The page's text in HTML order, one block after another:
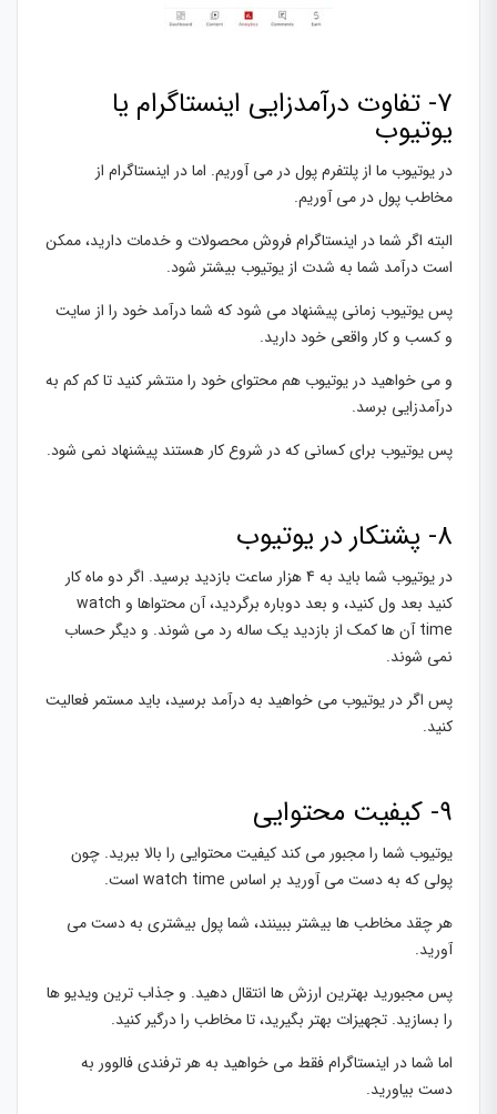
7- تفاوت درآمدزایی اینستاگرام یا
یوتیوب
در یوتیوب ما از پلتفرم پول در می آوریم. اما در اینستاگرام از
مخاطب پول در می آوریم.
البته اگر شما در اینستاگرام فروش محصولات و خدمات دارید، ممکن
است درآمد شما به شدت از یوتیوب بیشتر شود.
پس یوتیوب زمانی پیشنهاد می شود که شما درآمد خود را از سایت
و کسب و کار واقعی خود دارید.
و می خواهید در یوتیوب هم محتوای خود را منتشر کنید تا کم کم به
درآمدزایی برسد.
پس یوتیوب برای کسانی که در شروع کار هستند پیشنهاد نمی شود.
8- پشتکار در یوتیوب
در یوتیوب شما باید به 4 هزار ساعت بازدید برسید. اگر دو ماه کار
کنید بعد ول کنید، و بعد دوباره برگردید، آن محتواها و watch
time آن ها کمک از بازدید یک ساله رد می شوند. و دیگر حساب
نمی شوند.
پس اگر در یوتیوب می خواهید به درآمد برسید، باید مستمر فعالیت
کنید.
9- کیفیت محتوایی
یوتیوب شما را مجبور می کند کیفیت محتوایی را بالا ببرید. چون
پولی که به دست می آورید بر اساس watch time است.
هر چقد مخاطب ها بیشتر ببینند، شما پول بیشتری به دست می
آورید.
پس مجبورید بهترین ارزش ها انتقال دهید. و جذاب ترین ویدیو ها
را بسازید. تجهیزات بهتر بگیرید، تا مخاطب را درگیر کنید.
اما شما در اینستاگرام فقط می خواهید به هر ترفندی فالوور به
دست بیاورید.